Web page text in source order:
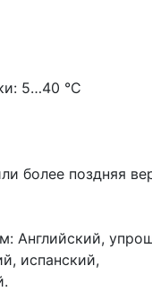
5…40 °C
более поздняя
Английский,
испанский,